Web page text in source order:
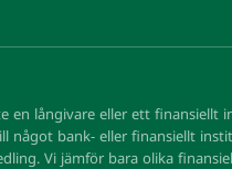
en långivare eller ett finansiellt
något bank- eller finansiellt
Vi jämför bara olika